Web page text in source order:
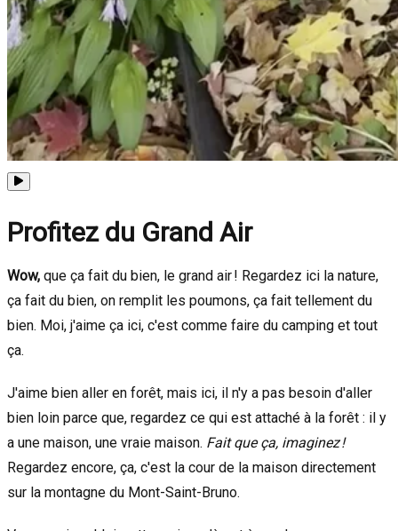
Profitez du Grand Air
Wow, que ça fait du bien, le grand air ! Regardez ici la nature,
ça fait du bien, on remplit les poumons, ça fait tellement du
bien. Moi, j'aime ça ici, c'est comme faire du camping et tout
ça.
J'aime bien aller en forêt, mais ici, il n'y a pas besoin d'aller
bien loin parce que, regardez ce qui est attaché à la forêt : il y
a une maison, une vraie maison. Fait que ça, imaginez !
Regardez encore, ça, c'est la cour de la maison directement
sur la montagne du Mont-Saint-Bruno.